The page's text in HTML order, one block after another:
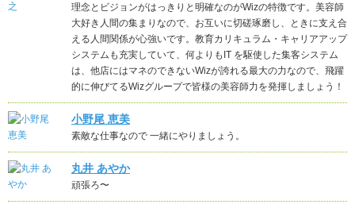
理念とビジョンがはっきりと明確なのがWizの特徴です。美容師
大好き人間の集まりなので、お互いに切磋琢磨し、ときに支え合
える人間関係が心強いです。教育カリキュラム・キャリアアップ
システムも充実していて、何よりもIT を駆使した集客システム
は、他店にはマネのできないWizが誇れる最大の力なので、飛躍
的に伸びてるWizグループで皆様の美容師力を発揮しましょう！
小野尾 恵美
素敵な仕事なので 一緒にやりましょう。
丸井 あやか
頑張ろ〜